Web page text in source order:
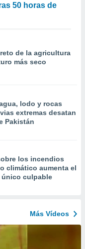
50 horas de
de la agricultura
más seco
lodo y rocas
extremas desatan
Pakistán
los incendios
climático aumenta el
único culpable
Más Vídeos